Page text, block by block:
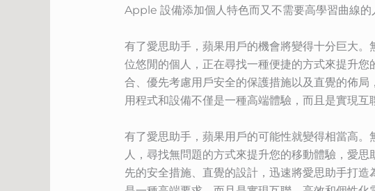
Apple 設備添加個人特色而又不需要高學習曲線的
有了愛思助手，蘋果用戶的機會將變得十分巨大
位悠閒的個人，正在尋找一種便捷的方式來提升
合、優先考慮用戶安全的保護措施以及直覺的佈
用程式和設備不僅是一種高端體驗，而且是實現互
有了愛思助手，蘋果用戶的可能性就變得相當高
人，尋找無問題的方式來提升您的移動體驗，愛
先的安全措施、直覺的設計，迅速將愛思助手打